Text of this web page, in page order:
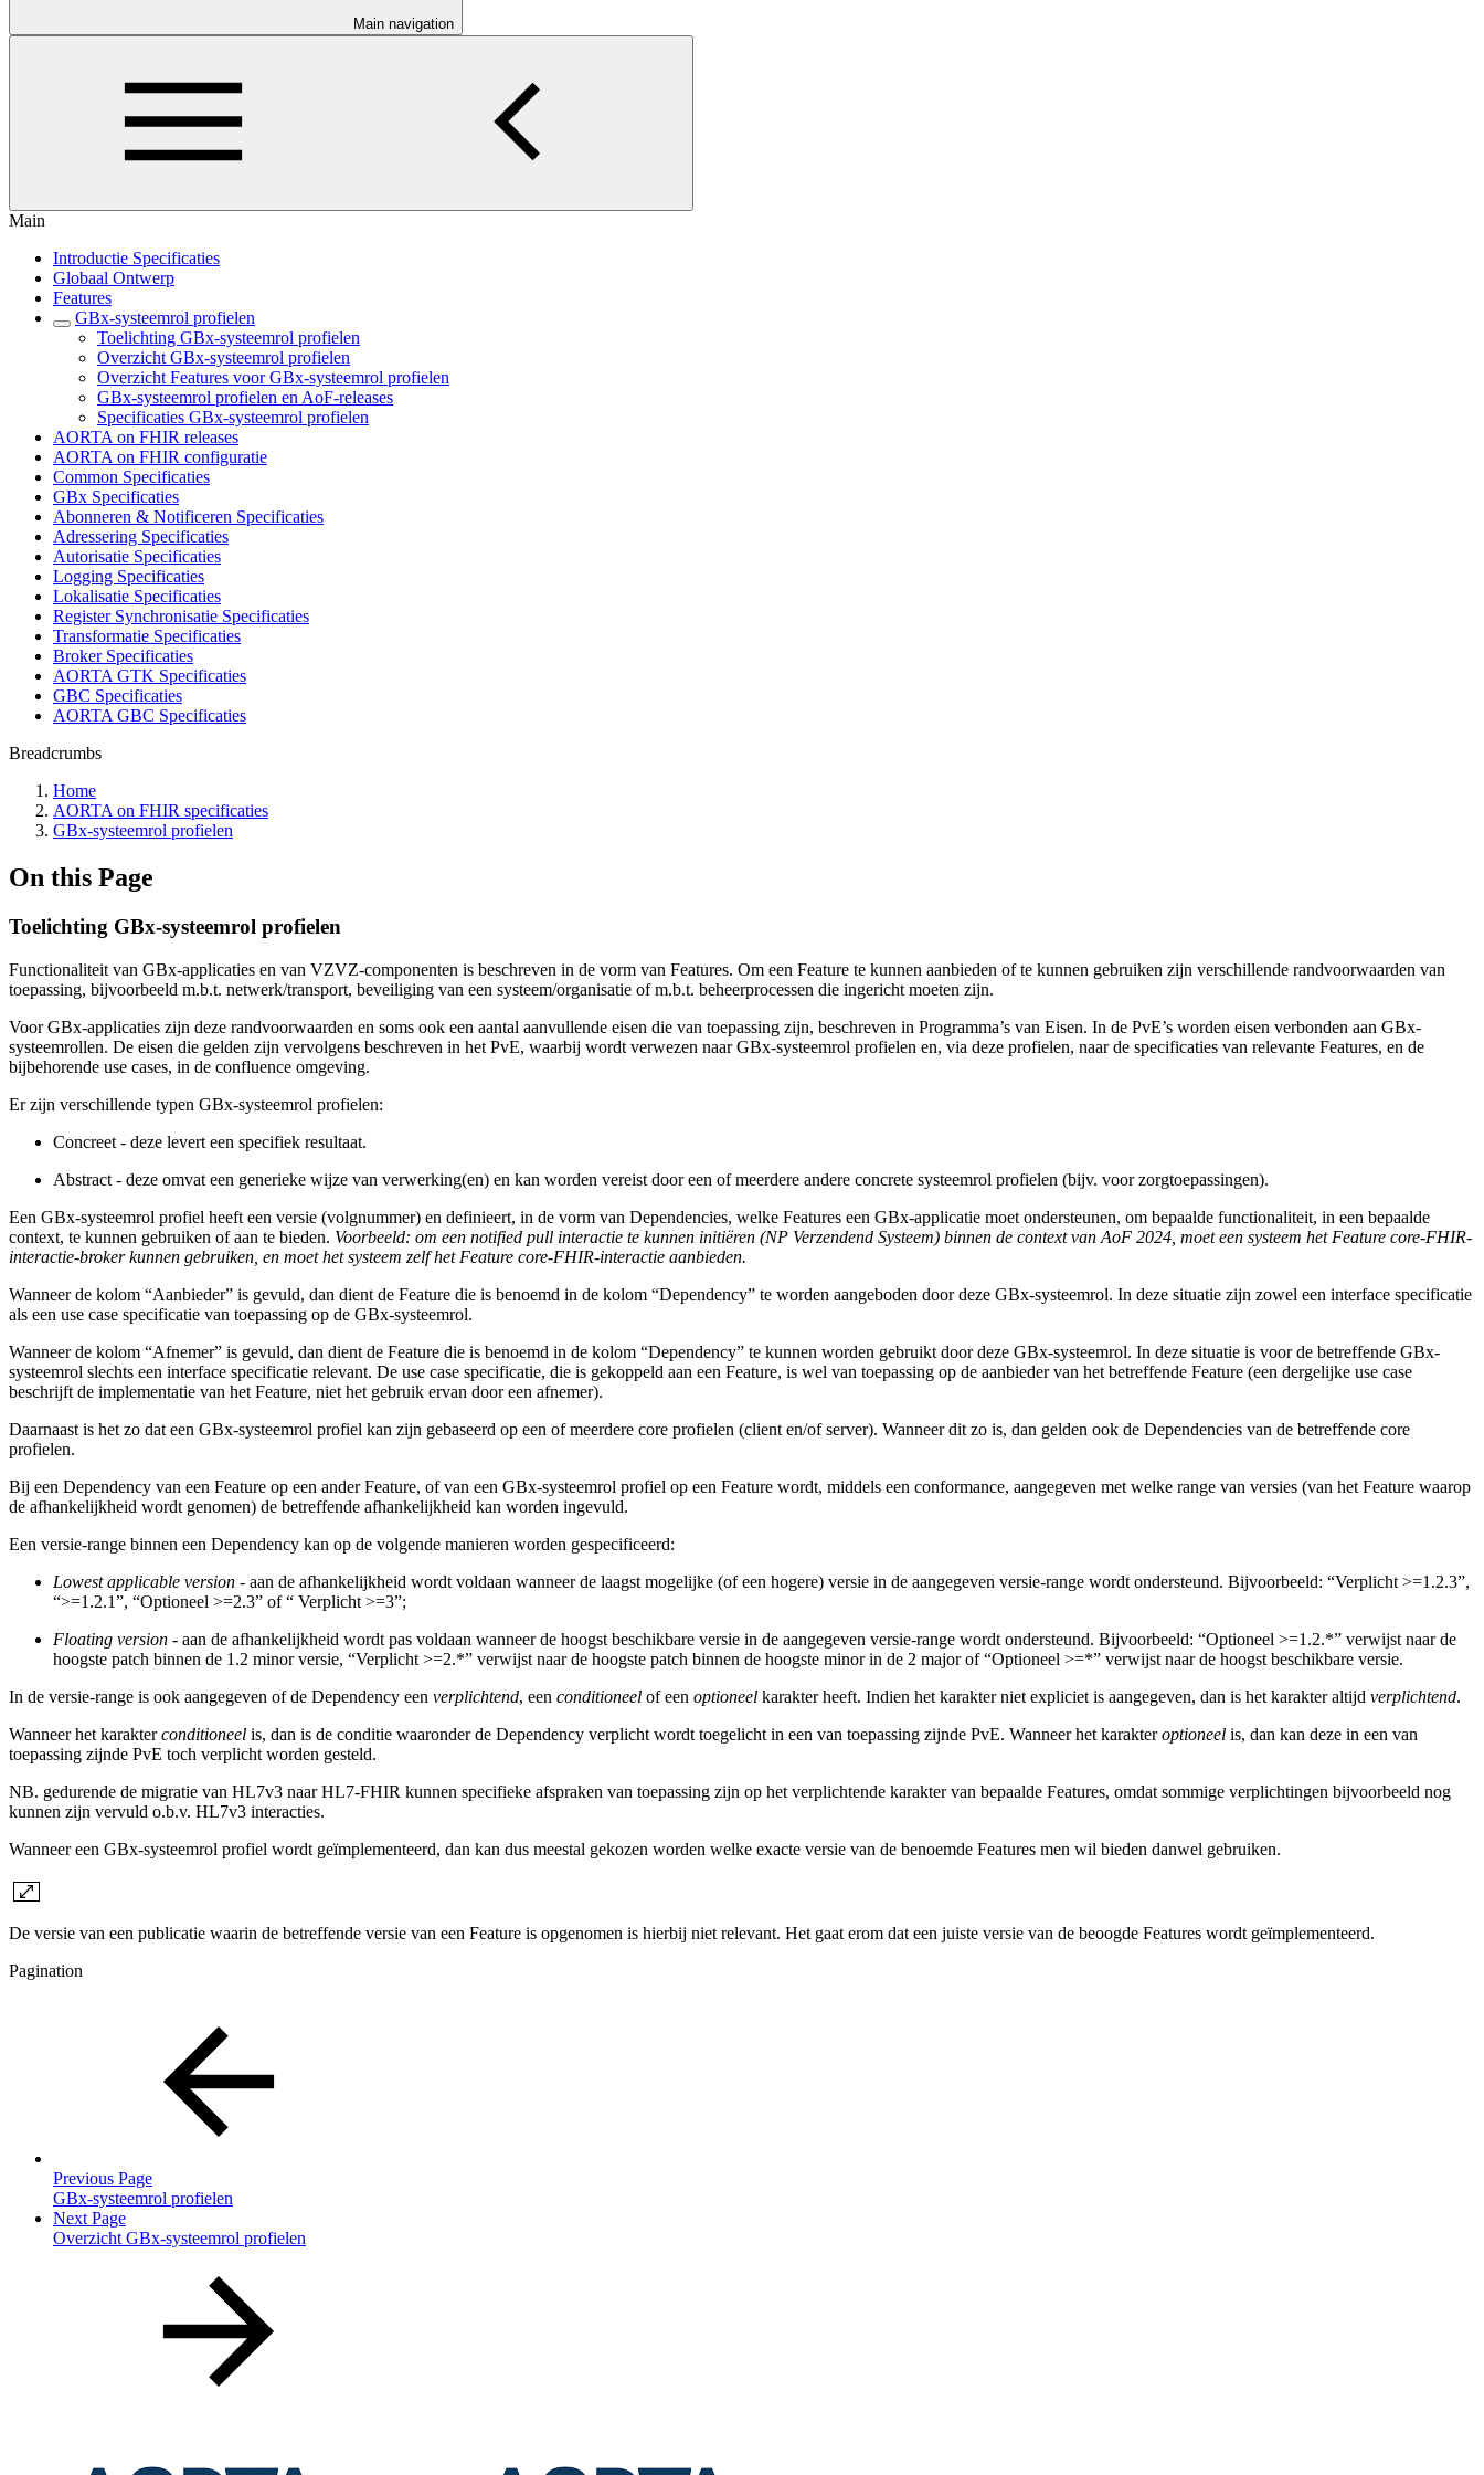
Main navigation
Main
Introductie Specificaties
Globaal Ontwerp
Features
GBx-systeemrol profielen
Toelichting GBx-systeemrol profielen
Overzicht GBx-systeemrol profielen
Overzicht Features voor GBx-systeemrol profielen
GBx-systeemrol profielen en AoF-releases
Specificaties GBx-systeemrol profielen
AORTA on FHIR releases
AORTA on FHIR configuratie
Common Specificaties
GBx Specificaties
Abonneren & Notificeren Specificaties
Adressering Specificaties
Autorisatie Specificaties
Logging Specificaties
Lokalisatie Specificaties
Register Synchronisatie Specificaties
Transformatie Specificaties
Broker Specificaties
AORTA GTK Specificaties
GBC Specificaties
AORTA GBC Specificaties
Breadcrumbs
Home
AORTA on FHIR specificaties
GBx-systeemrol profielen
On this Page
Toelichting GBx-systeemrol profielen
Functionaliteit van GBx-applicaties en van VZVZ-componenten is beschreven in de vorm van Features. Om een Feature te kunnen aanbieden of te kunnen gebruiken zijn verschillende randvoorwaarden van
toepassing, bijvoorbeeld m.b.t. netwerk/transport, beveiliging van een systeem/organisatie of m.b.t. beheerprocessen die ingericht moeten zijn.
Voor GBx-applicaties zijn deze randvoorwaarden en soms ook een aantal aanvullende eisen die van toepassing zijn, beschreven in Programma’s van Eisen. In de PvE’s worden eisen verbonden aan GBx-
systeemrollen. De eisen die gelden zijn vervolgens beschreven in het PvE, waarbij wordt verwezen naar GBx-systeemrol profielen en, via deze profielen, naar de specificaties van relevante Features, en de
bijbehorende use cases, in de confluence omgeving.
Er zijn verschillende typen GBx-systeemrol profielen:
Concreet - deze levert een specifiek resultaat.
Abstract - deze omvat een generieke wijze van verwerking(en) en kan worden vereist door een of meerdere andere concrete systeemrol profielen (bijv. voor zorgtoepassingen).
Een GBx-systeemrol profiel heeft een versie (volgnummer) en definieert, in de vorm van Dependencies, welke Features een GBx-applicatie moet ondersteunen, om bepaalde functionaliteit, in een bepaalde
context, te kunnen gebruiken of aan te bieden. Voorbeeld: om een notified pull interactie te kunnen initiëren (NP Verzendend Systeem) binnen de context van AoF 2024, moet een systeem het Feature core-FHIR-
interactie-broker kunnen gebruiken, en moet het systeem zelf het Feature core-FHIR-interactie aanbieden.
Wanneer de kolom “Aanbieder” is gevuld, dan dient de Feature die is benoemd in de kolom “Dependency” te worden aangeboden door deze GBx-systeemrol. In deze situatie zijn zowel een interface specificatie
als een use case specificatie van toepassing op de GBx-systeemrol.
Wanneer de kolom “Afnemer” is gevuld, dan dient de Feature die is benoemd in de kolom “Dependency” te kunnen worden gebruikt door deze GBx-systeemrol. In deze situatie is voor de betreffende GBx-
systeemrol slechts een interface specificatie relevant. De use case specificatie, die is gekoppeld aan een Feature, is wel van toepassing op de aanbieder van het betreffende Feature (een dergelijke use case
beschrijft de implementatie van het Feature, niet het gebruik ervan door een afnemer).
Daarnaast is het zo dat een GBx-systeemrol profiel kan zijn gebaseerd op een of meerdere core profielen (client en/of server). Wanneer dit zo is, dan gelden ook de Dependencies van de betreffende core
profielen.
Bij een Dependency van een Feature op een ander Feature, of van een GBx-systeemrol profiel op een Feature wordt, middels een conformance, aangegeven met welke range van versies (van het Feature waarop
de afhankelijkheid wordt genomen) de betreffende afhankelijkheid kan worden ingevuld.
Een versie-range binnen een Dependency kan op de volgende manieren worden gespecificeerd:
Lowest applicable version - aan de afhankelijkheid wordt voldaan wanneer de laagst mogelijke (of een hogere) versie in de aangegeven versie-range wordt ondersteund. Bijvoorbeeld: “Verplicht >=1.2.3”,
“>=1.2.1”, “Optioneel >=2.3” of “ Verplicht >=3”;
Floating version - aan de afhankelijkheid wordt pas voldaan wanneer de hoogst beschikbare versie in de aangegeven versie-range wordt ondersteund. Bijvoorbeeld: “Optioneel >=1.2.*” verwijst naar de
hoogste patch binnen de 1.2 minor versie, “Verplicht >=2.*” verwijst naar de hoogste patch binnen de hoogste minor in de 2 major of “Optioneel >=*” verwijst naar de hoogst beschikbare versie.
In de versie-range is ook aangegeven of de Dependency een verplichtend, een conditioneel of een optioneel karakter heeft. Indien het karakter niet expliciet is aangegeven, dan is het karakter altijd verplichtend.
Wanneer het karakterconditioneel is, dan is de conditie waaronder de Dependency verplicht wordt toegelicht in een van toepassing zijnde PvE. Wanneer het karakteroptioneel is, dan kan deze in een van
toepassing zijnde PvE toch verplicht worden gesteld.
NB. gedurende de migratie van HL7v3 naar HL7-FHIR kunnen specifieke afspraken van toepassing zijn op het verplichtende karakter van bepaalde Features, omdat sommige verplichtingen bijvoorbeeld nog
kunnen zijn vervuld o.b.v. HL7v3 interacties.
Wanneer een GBx-systeemrol profiel wordt geïmplementeerd, dan kan dus meestal gekozen worden welke exacte versie van de benoemde Features men wil bieden danwel gebruiken.
De versie van een publicatie waarin de betreffende versie van een Feature is opgenomen is hierbij niet relevant. Het gaat erom dat een juiste versie van de beoogde Features wordt geïmplementeerd.
Pagination
Previous Page
GBx-systeemrol profielen
Next Page
Overzicht GBx-systeemrol profielen